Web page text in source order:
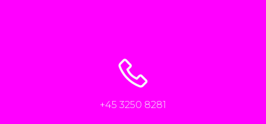
+45 3250 8281